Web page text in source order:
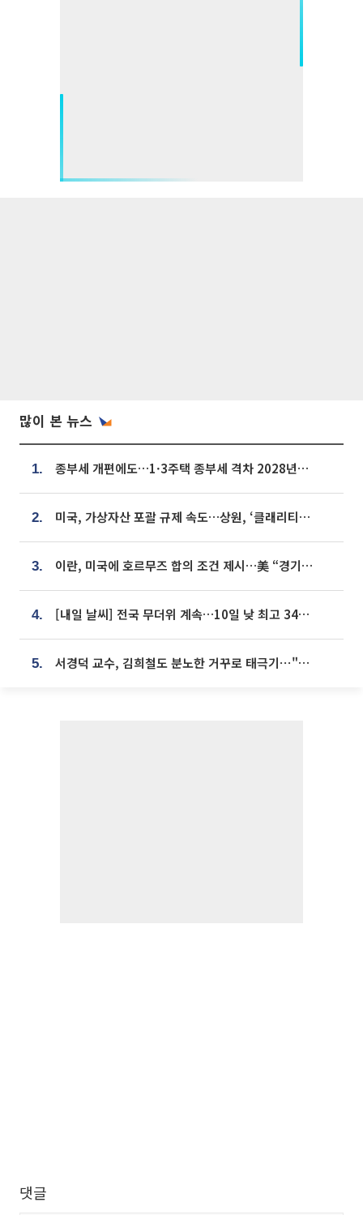
많이 본 뉴스
1. 종부세 개편에도…1·3주택 종부세 격차 2028년부터 확대
2. 미국, 가상자산 포괄 규제 속도…상원, ‘클래리티법’ 9월 절차투표 추진
3. 이란, 미국에 호르무즈 합의 조건 제시…美 “경기 아직 안 끝나” [종합]
4. [내일 날씨] 전국 무더위 계속…10일 낮 최고 34도 육박
5. 서경덕 교수, 김희철도 분노한 거꾸로 태극기⋯"엉터리는 아냐, 아쉬울 뿐"
댓글